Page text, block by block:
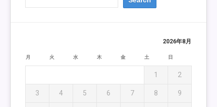
2026年8月
月 火 水 木 金 土 日
1 2
3 4 5 6 7 8 9